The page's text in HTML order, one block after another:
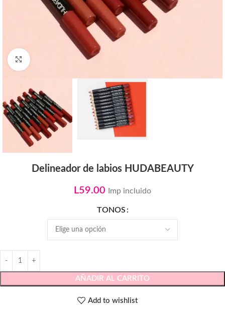
Click to enlarge
Delineador de labios HUDABEAUTY
L59.00 Imp incluido
TONOS
AÑADIR AL CARRITO
Add to wishlist